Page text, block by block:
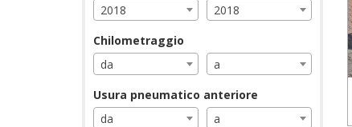
2018
2018
Chilometraggio
da
a
Usura pneumatico anteriore
da
a